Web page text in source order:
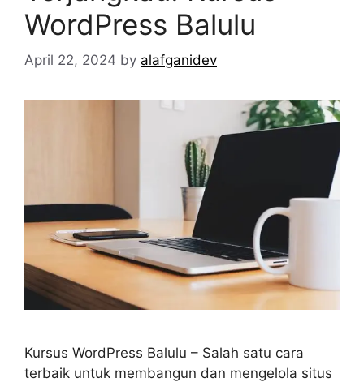
WordPress Balulu
April 22, 2024 by alafganidev
Kursus WordPress Balulu – Salah satu cara
terbaik untuk membangun dan mengelola situs